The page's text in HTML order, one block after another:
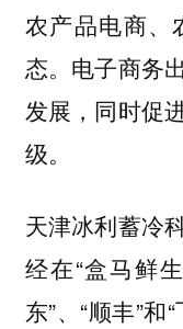
农产品电商、
态。电子商务
发展，同时促
级。
天津冰利蓄冷
经在“盒马鲜
东”、“顺丰”